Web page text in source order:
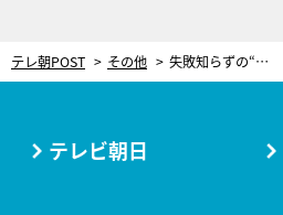
テレ朝POST その他 失敗知らずの“前髪セルフカット術”をプロが伝授！ふんわり感のある「ダブルバング」のつくり方
テレビ朝日